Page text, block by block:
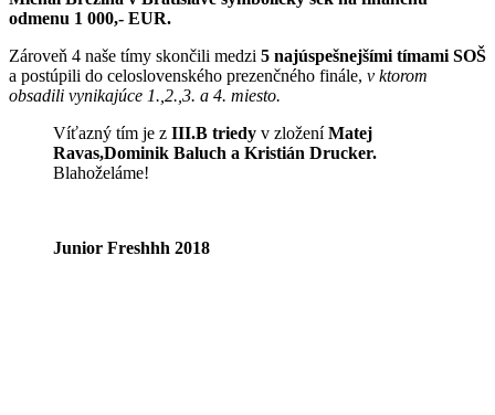
odmenu 1 000,- EUR.
Zároveň 4 naše tímy skončili medzi 5 najúspešnejšími tímami SOŠ
a postúpili do celoslovenského prezenčného finále, v ktorom
obsadili vynikajúce 1.,2.,3. a 4. miesto.
Víťazný tím je z III.B triedy v zloženíMatej
Ravas,Dominik Baluch a Kristián Drucker.
Blahoželáme!
Junior Freshhh 2018